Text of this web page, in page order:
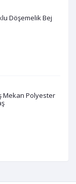
Döşemelik Bej
Mekan Polyester